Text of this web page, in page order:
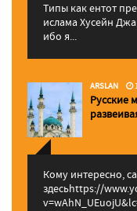
Типы как ентот
ислама Хусейн
ибо я...
ARSLAN
Русские
Кому интересно,
здесьhttps://